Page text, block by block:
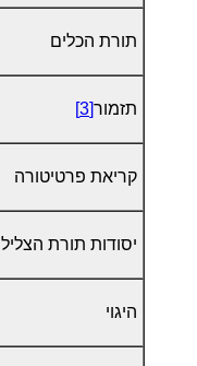
תורת הכלים
תזמור[3]
קריאת פרטיטורה
יסודות תורת הצליל
היגוי